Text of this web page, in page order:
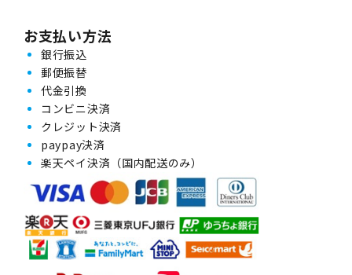
お支払い方法
銀行振込
郵便振替
代金引換
コンビニ決済
クレジット決済
paypay決済
楽天ペイ決済（国内配送のみ）